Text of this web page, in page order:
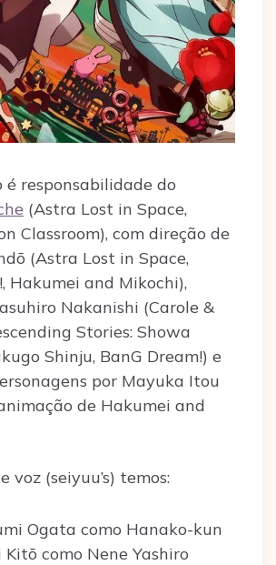
é responsabilidade do
(Astra Lost in Space,
Classroom), com direção de
(Astra Lost in Space,
Hakumei and Mikochi),
Nakanishi (Carole &
Stories: Showa
Shinju, BanG Dream!) e
por Mayuka Itou
de Hakumei and
voz (seiyuu’s) temos:
Ogata como Hanako-kun
como Nene Yashiro